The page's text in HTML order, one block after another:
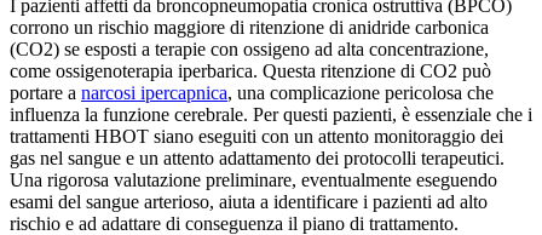
I pazienti affetti da broncopneumopatia cronica ostruttiva (BPCO)
corrono un rischio maggiore di ritenzione di anidride carbonica
(CO2) se esposti a terapie con ossigeno ad alta concentrazione,
come ossigenoterapia iperbarica. Questa ritenzione di CO2 può
portare a narcosi ipercapnica, una complicazione pericolosa che
influenza la funzione cerebrale. Per questi pazienti, è essenziale che i
trattamenti HBOT siano eseguiti con un attento monitoraggio dei
gas nel sangue e un attento adattamento dei protocolli terapeutici.
Una rigorosa valutazione preliminare, eventualmente eseguendo
esami del sangue arterioso, aiuta a identificare i pazienti ad alto
rischio e ad adattare di conseguenza il piano di trattamento.